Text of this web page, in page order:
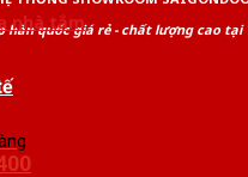
hàn quốc giá rẻ - chất lượng cao tại
nhà tắm